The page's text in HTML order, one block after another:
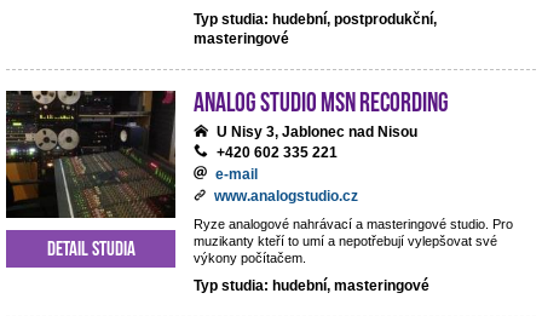
Typ studia: hudební, postprodukční,
masteringové
analog studio MSN recording
U Nisy 3, Jablonec nad Nisou
+420 602 335 221
e-mail
www.analogstudio.cz
Ryze analogové nahrávací a masteringové studio. Pro
muzikanty kteří to umí a nepotřebují vylepšovat své
výkony počítačem.
Typ studia: hudební, masteringové
Detail studia